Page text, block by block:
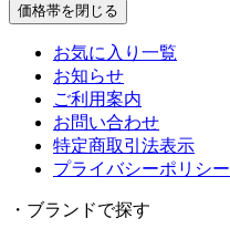
価格帯を閉じる
お気に入り一覧
お知らせ
ご利用案内
お問い合わせ
特定商取引法表示
プライバシーポリシー
・ブランドで探す